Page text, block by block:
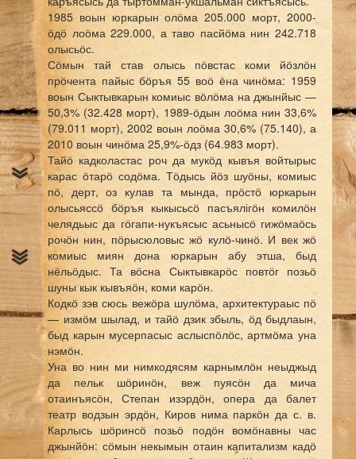
1985 воын юркарын олӧма 205.000 морт, 2000-
ӧдӧ лоӧма 229.000, а таво пасйӧма нин 242.718
олысьӧс.
Сӧмын тай став олысь пӧвстас коми йӧзлӧн
прӧчента пайыс бӧръя 55 воӧ ёна чинӧма: 1959
воын Сыктывкарын комиыс вӧлӧма на джынйыс —
50,3% (32.428 морт), 1989-ӧдын лоӧма нин 33,6%
(79.011 морт), 2002 воын лоӧма 30,6% (75.140), а
2010 воын чинӧма 25,9%-ӧдз (64.983 морт).
Тайӧ кадколастас роч да мукӧд кывъя войтырыс
карас ӧтарӧ содӧма. Тӧдысь йӧз шуӧны, комиыс
пӧ, дерт, оз кулав та мында, прӧстӧ юркарын
олысьяссӧ бӧръя кыкысьсӧ пасъялігӧн комилӧн
челядьыс да гӧгапи-нукъясыс асьнысӧ гижӧмаӧсь
рочӧн нин, пӧрысюловыс жӧ кулӧ-чинӧ. И век жӧ
комиыс миян дона юркарын абу этша, быд
нёльӧдыс. Та вӧсна Сыктывкарӧс повтӧг позьӧ
шуны кык кывъяӧн, коми карӧн.
Кодкӧ зэв сюсь вежӧра шулӧма, архитектураыс пӧ
— измӧм шылад, и тайӧ дзик збыль, ӧд быдлаын,
быд карын мусерпасыс аслыспӧлӧс, артмӧма уна
нэмӧн.
Уна во нин ми нимкодясям карнымлӧн неыджыд
да пельк шӧринӧн, веж пуясӧн да мича
отаинъясӧн, Степан изэрдӧн, опера да балет
театр водзын эрдӧн, Киров нима паркӧн да с. в.
Карлысь шӧринсӧ позьӧ подӧн вомӧнавны час
джынйӧн: сӧмын некымын отаин капитализм кадӧ